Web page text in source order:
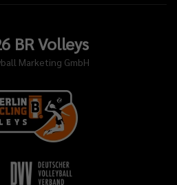
BR Volleys
Marketing GmbH